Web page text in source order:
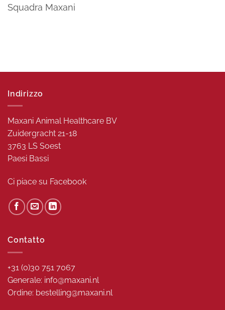
Squadra Maxani
Indirizzo
Maxani Animal Healthcare BV
Zuidergracht 21-18
3763 LS Soest
Paesi Bassi
Ci piace su Facebook
Contatto
+31 (0)30 751 7067
Generale: info@maxani.nl
Ordine: bestelling@maxani.nl